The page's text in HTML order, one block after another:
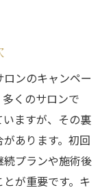
ンのキャンペー
くのサロンで
ますが、その裏
あります。初回
プランや施術後
が重要です。キ